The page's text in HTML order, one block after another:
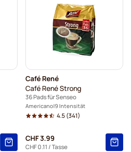
Café René
Café René Strong
36 Pads für Senseo
Americano 9 Intensität
4.5(341)
CHF 3.99
CHF 0.11 / Tasse